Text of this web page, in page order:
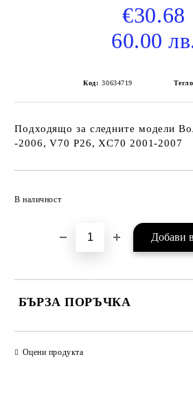
€30.68
60.00
Код: 30634719
Подходящо за следните модели
-2006, V70 P26, XC70 2001-2007
В наличност
БЪРЗА ПОРЪЧКА
Оцени продукта